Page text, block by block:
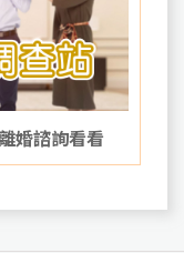
婚諮詢看看